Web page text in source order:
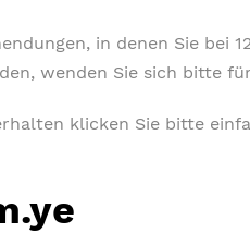
in denen Sie bei
wenden Sie sich bitte
klicken Sie bitte